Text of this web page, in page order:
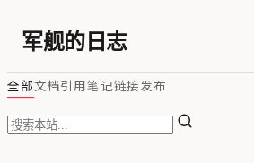
军舰的日志
全部文档引用笔记链接发布